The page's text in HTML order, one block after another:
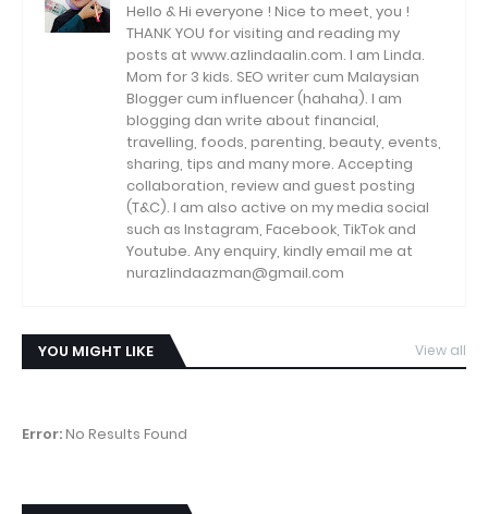
Hello & Hi everyone ! Nice to meet, you !
THANK YOU for visiting and reading my
posts at www.azlindaalin.com. I am Linda.
Mom for 3 kids. SEO writer cum Malaysian
Blogger cum influencer (hahaha). I am
blogging dan write about financial,
travelling, foods, parenting, beauty, events,
sharing, tips and many more. Accepting
collaboration, review and guest posting
(T&C). I am also active on my media social
such as Instagram, Facebook, TikTok and
Youtube. Any enquiry, kindly email me at
nurazlindaazman@gmail.com
YOU MIGHT LIKE View all
Error:No Results Found